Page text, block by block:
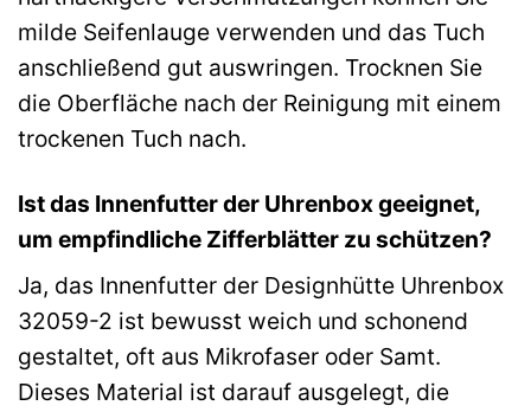
milde Seifenlauge verwenden und das Tuch
anschließend gut auswringen. Trocknen Sie
die Oberfläche nach der Reinigung mit einem
trockenen Tuch nach.
Ist das Innenfutter der Uhrenbox geeignet,
um empfindliche Zifferblätter zu schützen?
Ja, das Innenfutter der Designhütte Uhrenbox
32059-2 ist bewusst weich und schonend
gestaltet, oft aus Mikrofaser oder Samt.
Dieses Material ist darauf ausgelegt, die